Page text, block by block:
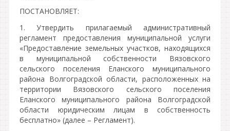
ПОСТАНОВЛЯЕТ:
1. Утвердить прилагаемый административный
регламент предоставления муниципальной услуги
«Предоставление земельных участков, находящихся
в муниципальной собственности Вязовского
сельского поселения Еланского муниципального
района Волгоградской области, расположенных на
территории Вязовского сельского поселения
Еланского муниципального района Волгоградской
области юридическим лицам в собственность
бесплатно» (далее – Регламент).